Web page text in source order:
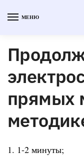
МЕНЮ
прямых
1. 1-2 минуты;